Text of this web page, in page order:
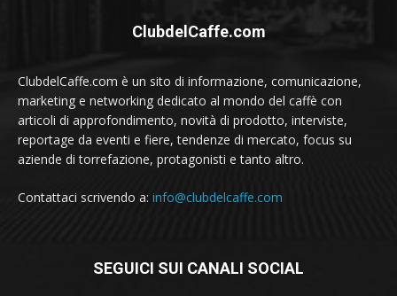
ClubdelCaffe.com
ClubdelCaffe.com è un sito di informazione, comunicazione,
marketing e networking dedicato al mondo del caffè con
articoli di approfondimento, novità di prodotto, interviste,
reportage da eventi e fiere, tendenze di mercato, focus su
aziende di torrefazione, protagonisti e tanto altro.
Contattaci scrivendo a: info@clubdelcaffe.com
SEGUICI SUI CANALI SOCIAL